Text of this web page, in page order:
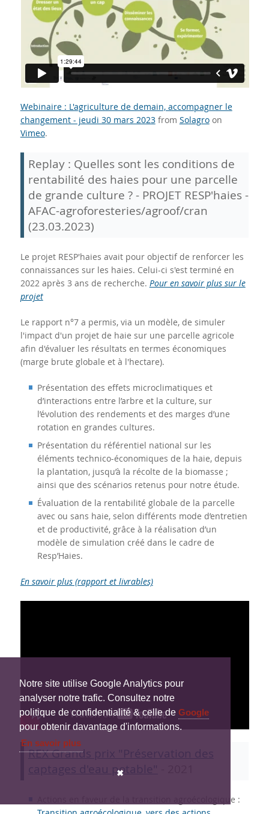
Notre site utilise Google Analytics pour
analyser notre trafic. Consultez notre
politique de confidentialité & celle de Google
pour obtenir davantage d'informations.
En savoir plus
✖
Webinaire : L'agriculture de demain, accompagner le
changement - jeudi 30 mars 2023from Solagroon
Vimeo.
Replay : Quelles sont les conditions de
rentabilité des haies pour une parcelle
de grande culture ? - PROJET RESP'haies -
AFAC-agroforesteries/agroof/cran
(23.03.2023)
Le projet RESP'haies avait pour objectif de renforcer les
connaissances sur les haies. Celui-ci s'est terminé en
2022 après 3 ans de recherche. Pour en savoir plus sur le
projet
Le rapport n°7 a permis, via un modèle, de simuler
l'impact d'un projet de haie sur une parcelle agricole
afin d'évaluer les résultats en termes économiques
(marge brute globale et à l'hectare).
Présentation des effets microclimatiques et
d’interactions entre l’arbre et la culture, sur
l’évolution des rendements et des marges d’une
rotation en grandes cultures.
Présentation du référentiel national sur les
éléments technico-économiques de la haie, depuis
la plantation, jusqu’à la récolte de la biomasse ;
ainsi que des scénarios retenus pour notre étude.
Évaluation de la rentabilité globale de la parcelle
avec ou sans haie, selon différents mode d’entretien
et de productivité, grâce à la réalisation d’un
modèle de simulation créé dans le cadre de
Resp’Haies.
En savoir plus (rapport et livrables)
REX Grands prix "Préservation des
captages d'eau potable"
Actions en faveur de la transition agroécologique :